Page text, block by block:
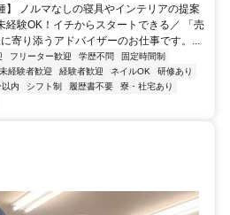
】 ノルマなしの寝具やインテリアの提案
経験OK！イチからスタートできる／ 「売
寄り添うアドバイザーのお仕事です。...
フリーター歓迎 学歴不問
固定時間制
未経験者歓迎 経験者歓迎 ネイルOK
研修あり
内 シフト制 履歴書不要
寮・社宅あり